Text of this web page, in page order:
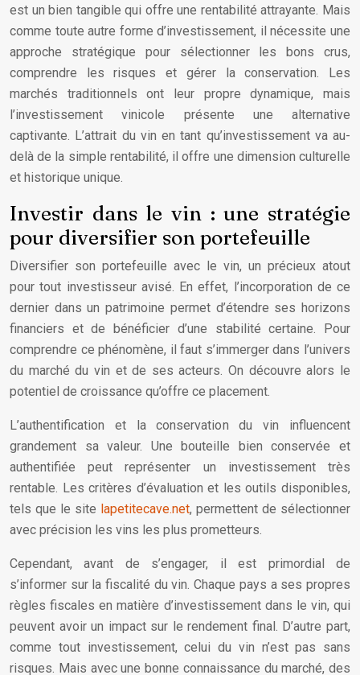
est un bien tangible qui offre une rentabilité attrayante. Mais
comme toute autre forme d’investissement, il nécessite une
approche stratégique pour sélectionner les bons crus,
comprendre les risques et gérer la conservation. Les
marchés traditionnels ont leur propre dynamique, mais
l’investissement vinicole présente une alternative
captivante. L’attrait du vin en tant qu’investissement va au-
delà de la simple rentabilité, il offre une dimension culturelle
et historique unique.
Investir dans le vin : une stratégie
pour diversifier son portefeuille
Diversifier son portefeuille avec le vin, un précieux atout
pour tout investisseur avisé. En effet, l’incorporation de ce
dernier dans un patrimoine permet d’étendre ses horizons
financiers et de bénéficier d’une stabilité certaine. Pour
comprendre ce phénomène, il faut s’immerger dans l’univers
du marché du vin et de ses acteurs. On découvre alors le
potentiel de croissance qu’offre ce placement.
L’authentification et la conservation du vin influencent
grandement sa valeur. Une bouteille bien conservée et
authentifiée peut représenter un investissement très
rentable. Les critères d’évaluation et les outils disponibles,
tels que le site lapetitecave.net, permettent de sélectionner
avec précision les vins les plus prometteurs.
Cependant, avant de s’engager, il est primordial de
s’informer sur la fiscalité du vin. Chaque pays a ses propres
règles fiscales en matière d’investissement dans le vin, qui
peuvent avoir un impact sur le rendement final. D’autre part,
comme tout investissement, celui du vin n’est pas sans
risques. Mais avec une bonne connaissance du marché, des